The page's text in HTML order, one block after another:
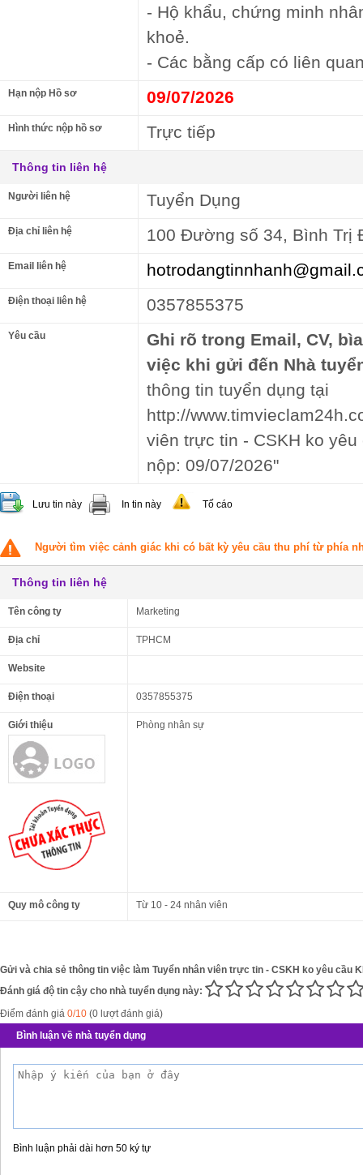
- Hộ khẩu, chứng minh
khoẻ.
- Các bằng cấp có liên
Hạn nộp Hồ sơ 09/07/2026
Hình thức nộp hồ sơ Trực tiếp
Thông tin liên hệ
Người liên hệ Tuyển Dụng
Địa chỉ liên hệ 100 Đường số 34, Bình Trị
Email liên hệ
Điện thoại liên hệ 0357855375
Yêu cầu
Ghi rõ trong Email, CV,
việc khi gửi đến Nhà
thông tin tuyển dụng tại
http://
viên trực tin - CSKH ko
nộp: 09/07/2026"
Lưu tin này In tin này Tố cáo
Người tìm việc cảnh giác khi có bất kỳ yêu cầu thu phí từ phía
Thông tin liên hệ
Tên công ty Marketing
Địa chỉ TPHCM
Website
Điện thoại 0357855375
Giới thiệu Phòng nhân sự
Quy mô công ty Từ 10 - 24 nhân viên
Gửi và chia sẻ thông tin việc làm Tuyển nhân viên trực tin - CSKH ko yêu cầu
Đánh giá độ tin cậy cho nhà tuyển dụng này:
Điểm đánh giá 0/10 (0 lượt đánh giá)
Bình luận về nhà tuyển dụng
Bình luận phải dài hơn 50 ký tự